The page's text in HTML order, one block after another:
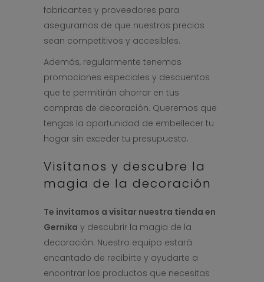
fabricantes y proveedores para
asegurarnos de que nuestros precios
sean competitivos y accesibles.
Además, regularmente tenemos
promociones especiales y descuentos
que te permitirán ahorrar en tus
compras de decoración. Queremos que
tengas la oportunidad de embellecer tu
hogar sin exceder tu presupuesto.
Visítanos y descubre la
magia de la decoración
Te invitamos a visitar nuestra tienda en
Gernika y descubrir la magia de la
decoración. Nuestro equipo estará
encantado de recibirte y ayudarte a
encontrar los productos que necesitas